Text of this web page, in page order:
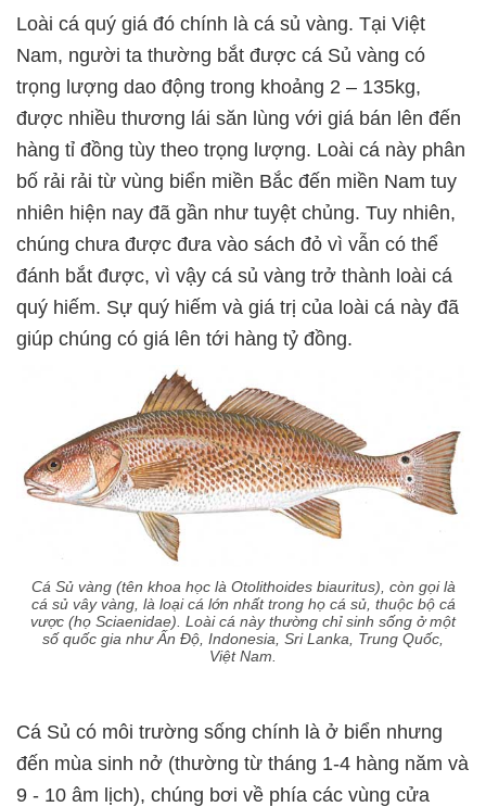
Loài cá quý giá đó chính là cá sủ vàng. Tại Việt
Nam, người ta thường bắt được cá Sủ vàng có
trọng lượng dao động trong khoảng 2 – 135kg,
được nhiều thương lái săn lùng với giá bán lên đến
hàng tỉ đồng tùy theo trọng lượng. Loài cá này phân
bố rải rải từ vùng biển miền Bắc đến miền Nam tuy
nhiên hiện nay đã gần như tuyệt chủng. Tuy nhiên,
chúng chưa được đưa vào sách đỏ vì vẫn có thể
đánh bắt được, vì vậy cá sủ vàng trở thành loài cá
quý hiếm. Sự quý hiếm và giá trị của loài cá này đã
giúp chúng có giá lên tới hàng tỷ đồng.
Cá Sủ vàng (tên khoa học là Otolithoides biauritus), còn gọi là
cá sủ vây vàng, là loại cá lớn nhất trong họ cá sủ, thuộc bộ cá
vược (họ Sciaenidae). Loài cá này thường chỉ sinh sống ở một
số quốc gia như Ấn Độ, Indonesia, Sri Lanka, Trung Quốc,
Việt Nam.
Cá Sủ có môi trường sống chính là ở biển nhưng
đến mùa sinh nở (thường từ tháng 1-4 hàng năm và
9 - 10 âm lịch), chúng bơi về phía các vùng cửa